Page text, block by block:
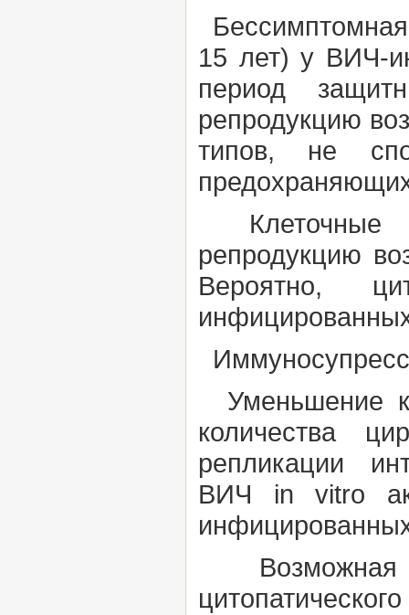
15 лет) у ВИЧ-
период
репродукцию
типов, не
Клеточные
репродукцию
Вероятно,
Уменьшение
количества
репликации
ВИЧ in vitro
Возможная